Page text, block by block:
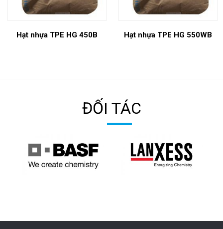
Hạt nhựa TPE HG 450B Hạt nhựa TPE HG 550WB
ĐỐI TÁC